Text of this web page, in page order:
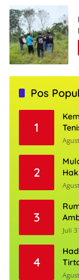
Pos
1
2
3
Juli
4